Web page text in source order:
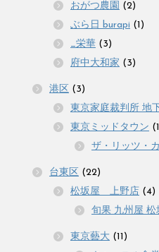
おがつ農園 (2)
ぶら日 burapi (1)
_栄華 (3)
府中大和家 (3)
港区 (3)
東京家庭裁判所 地
東京ミッドタウン
ザ・リッツ・
台東区 (22)
松坂屋 上野店 (4)
旬果 九州屋 松
東京藝大 (11)